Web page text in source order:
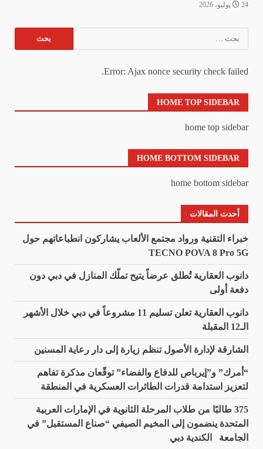
24 يوليو، 2026
عن:
Error: Ajax nonce security check failed.
HOME TOP SIDEBAR
home top sidebar
HOME BOTTOM SIDEBAR
home bottom sidebar
أحدث المقالات
خبراء التقنية ورواد مجتمع الألعاب يشاركون انطباعاتهم حول
TECNO POVA 8 Pro 5G
دانوب العقارية تُطلق عرضاً يتيح تملّك المنازل في دبي دون
دفعة أولى
دانوب العقارية تعلن تسليم 11 مشروعاً في دبي خلال الأشهر
الـ12 المقبلة
الشارقة لإدارة الأصول تنظم زيارة إلى دار رعاية المسنين
“أمرك” و”إيرباص للدفاع والفضاء” توقّعان مذكرة تفاهم
لتعزيز استدامة قدرات الطائرات العسكرية في المنطقة
375 طالبًا من طلاب المرحلة الثانوية في الإمارات العربية
المتحدة ينضمون إلى المخيم الصيفي “صناع المستقبل” في
الجامعة الكندية دبي